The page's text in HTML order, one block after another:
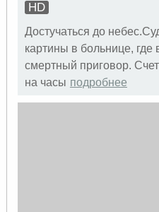
HD
Достучаться до
картины в больнице, где
смертный приговор.
на часы подробнее